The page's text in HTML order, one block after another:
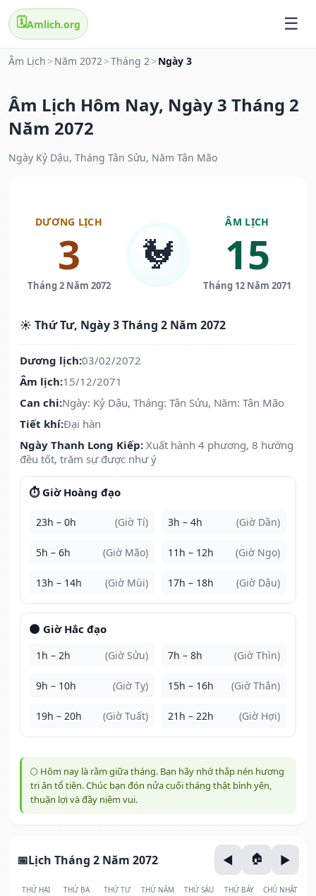
🗓️Amlich.org
Âm Lịch > Năm 2072>Tháng 2> Ngày 3
Âm Lịch Hôm Nay, Ngày 3 Tháng 2
Năm 2072
Ngày Kỷ Dậu, Tháng Tân Sửu, Năm Tân Mão
DƯƠNG LỊCH
3
Tháng 2 Năm 2072
🐓
ÂM LỊCH
15
Tháng 12 Năm 2071
☀️ Thứ Tư, Ngày 3 Tháng 2 Năm 2072
Dương lịch:03/02/2072
Âm lịch:15/12/2071
Can chi:Ngày: Kỷ Dậu, Tháng: Tân Sửu, Năm: Tân Mão
Tiết khí:Đại hàn
Ngày Thanh Long Kiếp: Xuất hành 4 phương, 8 hướng
đều tốt, trăm sự được như ý
⏱️ Giờ Hoàng đạo
23h – 0h (Giờ Tí) 3h – 4h (Giờ Dần)
5h – 6h (Giờ Mão) 11h – 12h (Giờ Ngọ)
13h – 14h (Giờ Mùi) 17h – 18h (Giờ Dậu)
🌑 Giờ Hắc đạo
1h – 2h (Giờ Sửu) 7h – 8h (Giờ Thìn)
9h – 10h (Giờ Tỵ) 15h – 16h (Giờ Thân)
19h – 20h (Giờ Tuất) 21h – 22h (Giờ Hợi)
🌕 Hôm nay là rằm giữa tháng. Bạn hãy nhớ thắp nén hương
tri ân tổ tiên. Chúc bạn đón nửa cuối tháng thật bình yên,
thuận lợi và đầy niềm vui.
Lịch Tháng 2 Năm 2072
THỨ HAI THỨ BA THỨ TƯ THỨ NĂM THỨ SÁU THỨ BẢY CHỦ NHẬT